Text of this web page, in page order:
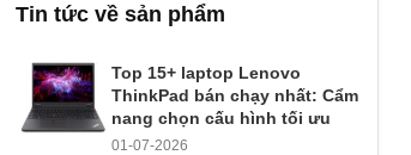
Tin tức về sản phẩm
Top 15+ laptop Lenovo
ThinkPad bán chạy nhất: Cẩm
nang chọn cấu hình tối ưu
01-07-2026